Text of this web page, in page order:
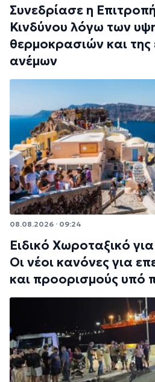
Συνεδρίασε η
Κινδύνου λόγω των
θερμοκρασιών και της
ανέμων
08.08.2026 · 09:24
Ειδικό Χωροταξικό
Οι νέοι κανόνες για
και προορισμούς υπό